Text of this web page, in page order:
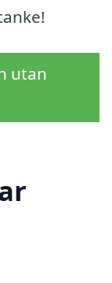
utan